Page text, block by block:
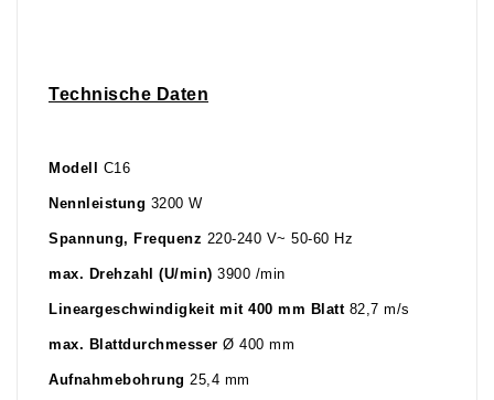
Technische Daten
Modell C16
Nennleistung 3200 W
Spannung, Frequenz 220-240 V~ 50-60 Hz
max. Drehzahl (U/min) 3900 /min
Lineargeschwindigkeit mit 400 mm Blatt 82,7 m/s
max. Blattdurchmesser Ø 400 mm
Aufnahmebohrung 25,4 mm